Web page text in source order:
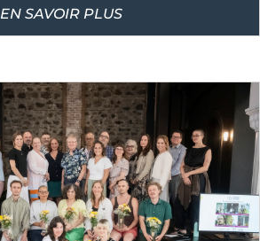
EN SAVOIR PLUS